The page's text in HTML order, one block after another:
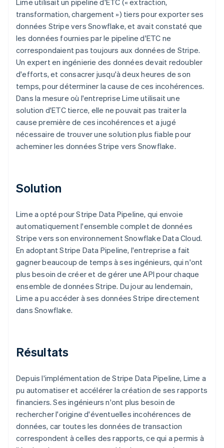
transformation, chargement ») tiers pour exporter ses
données Stripe vers Snowflake, et avait constaté que
les données fournies par le pipeline d'ETC ne
correspondaient pas toujours aux données de Stripe.
Un expert en ingénierie des données devait redoubler
d'efforts, et consacrer jusqu'à deux heures de son
temps, pour déterminer la cause de ces incohérences.
Dans la mesure où l'entreprise Lime utilisait une
solution d'ETC tierce, elle ne pouvait pas traiter la
cause première de ces incohérences et a jugé
nécessaire de trouver une solution plus fiable pour
acheminer les données Stripe vers Snowflake.
Solution
Lime a opté pour Stripe Data Pipeline, qui envoie
automatiquement l'ensemble complet de données
Stripe vers son environnement Snowflake Data Cloud.
En adoptant Stripe Data Pipeline, l'entreprise a fait
gagner beaucoup de temps à ses ingénieurs, qui n'ont
plus besoin de créer et de gérer une API pour chaque
ensemble de données Stripe. Du jour au lendemain,
Lime a pu accéder à ses données Stripe directement
dans Snowflake.
Résultats
Depuis l'implémentation de Stripe Data Pipeline, Lime a
pu automatiser et accélérer la création de ses rapports
financiers. Ses ingénieurs n'ont plus besoin de
rechercher l'origine d'éventuelles incohérences de
données, car toutes les données de transaction
correspondent à celles des rapports, ce qui a permis à